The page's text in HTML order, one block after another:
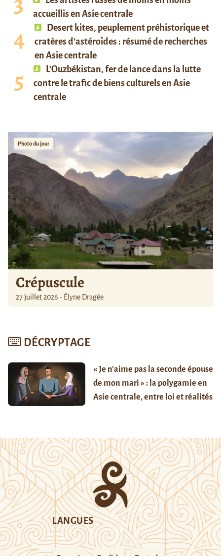
accueillis en Asie centrale
Desert kites, peuplement préhistorique et
cratères d’astéroïdes : résumé de recherches
en Asie centrale
L’Ouzbékistan, fer de lance dans la lutte
contre le trafic de biens culturels en Asie
centrale
Photo du jour
Crépuscule
27 juillet 2026 - Élyne Dragée
DÉCRYPTAGE
« Je n’aime pas la seconde épouse
de mon mari » : la polygamie en
Asie centrale, entre loi et réalités
LANGUES